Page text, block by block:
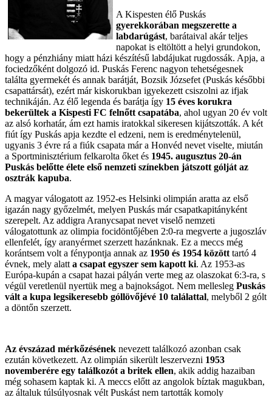
A Kispesten élő Puskás
gyerekkorában megszerette a
labdarúgást, barátaival akár teljes
napokat is eltöltött a helyi grundokon,
hogy a pénzhiány miatt házi készítésű labdájukat rugdossák. Apja, a
fociedzőként dolgozó id. Puskás Ferenc nagyon tehetségesnek
találta gyermekét és annak barátját, Bozsik Józsefet (Puskás későbbi
csapattársát), ezért már kiskorukban igyekezett csiszolni az ifjak
technikáján. Az élő legenda és barátja így 15 éves korukra
bekerültek a Kispesti FC felnőtt csapatába, ahol ugyan 20 év volt
az alsó korhatár, ám ezt hamis iratokkal sikeresen kijátszották. A két
fiút így Puskás apja kezdte el edzeni, nem is eredménytelenül,
ugyanis 3 évre rá a fiúk csapata már a Honvéd nevet viselte, miután
a Sportminisztérium felkarolta őket és 1945. augusztus 20-án
Puskás belőtte élete első nemzeti színekben játszott gólját az
osztrák kapuba.
A magyar válogatott az 1952-es Helsinki olimpián aratta az első
igazán nagy győzelmét, melyen Puskás már csapatkapitányként
szerepelt. Az addigra Aranycsapat nevet viselő nemzeti
válogatottunk az olimpia focidöntőjében 2:0-ra megverte a jugoszláv
ellenfelét, így aranyérmet szerzett hazánknak. Ez a meccs még
korántsem volt a fénypontja annak az 1950 és 1954 között tartó 4
évnek, mely alatt a csapat egyszer sem kapott ki. Az 1953-as
Európa-kupán a csapat hazai pályán verte meg az olaszokat 6:3-ra, s
végül veretlenül nyertük meg a bajnokságot. Nem mellesleg Puskás
vált a kupa legsikeresebb góllövőjévé 10 találattal, melyből 2 gólt
a döntőn szerzett.
Az évszázad mérkőzésének nevezett találkozó azonban csak
ezután következett. Az olimpián sikerült leszervezni 1953
novemberére egy találkozót a britek ellen, akik addig hazaiban
még sohasem kaptak ki. A meccs előtt az angolok bíztak magukban,
az általuk túlsúlyosnak vélt Puskást nem tartották komoly